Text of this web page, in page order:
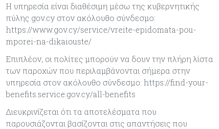
Η υπηρεσία είναι διαθέσιμη μέσω της κυβερνητικής
πύλης gov.cy στον ακόλουθο σύνδεσμο:
https://www.gov.cy/service/vreite-epidomata-pou-
mporei-na-dikaiouste/
Επιπλέον, οι πολίτες μπορούν να δουν την πλήρη λίστα
των παροχών που περιλαμβάνονται σήμερα στην
υπηρεσία στον ακόλουθο σύνδεσμο: https://find-your-
benefits.service.gov.cy/all-benefits
Διευκρινίζεται ότι τα αποτελέσματα που
παρουσιάζονται βασίζονται στις απαντήσεις που